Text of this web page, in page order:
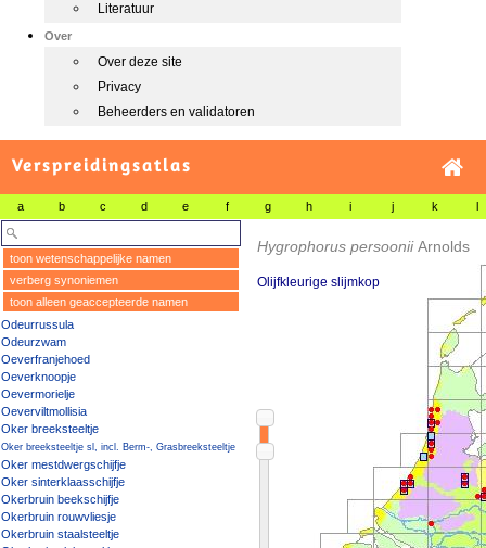
Literatuur
Over
Over deze site
Privacy
Beheerders en validatoren
Verspreidingsatlas
a b c d e f g h i j k l
toon wetenschappelijke namen
verberg synoniemen
toon alleen geaccepteerde namen
Odeurrussula
Odeurzwam
Oeverfranjehoed
Oeverknoopje
Oevermorielje
Oeverviltmollisia
Oker breeksteeltje
Oker breeksteeltje sl, incl. Berm-, Grasbreeksteeltje
Oker mestdwergschijfje
Oker sinterklaasschijfje
Okerbruin beekschijfje
Okerbruin rouwvliesje
Okerbruin staalsteeltje
Hygrophorus persooniiArnolds
Olijfkleurige slijmkop